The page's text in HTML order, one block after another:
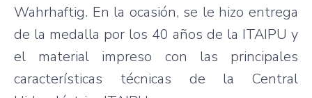
Wahrhaftig. En la ocasión, se le hizo entrega
de la medalla por los 40 años de la ITAIPU y
el material impreso con las principales
características técnicas de la Central